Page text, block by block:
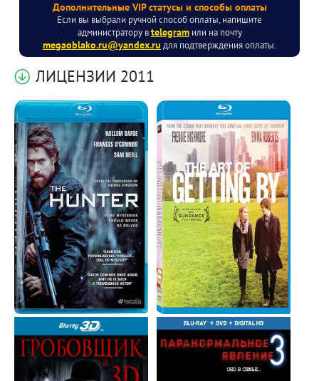
Дополнительные VIP статусы и способы оплаты
Если вы выбрали ручной способ оплаты, напишите
администратору вtelegramили на почту
megaoblako.ru@yandex.ru для подтверждения оплаты.
ЛИЦЕНЗИИ 2011